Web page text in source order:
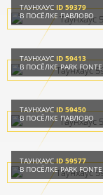
ТАУНХАУСID 59379
В ПОСЁЛКЕ ПАВЛОВО
ТАУНХАУСID 59413
В ПОСЁЛКЕ PARK FONTE
ТАУНХАУСID 59450
В ПОСЁЛКЕ ПАВЛОВО
ТАУНХАУСID 59577
В ПОСЁЛКЕ PARK FONTE